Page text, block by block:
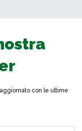
con le ultime